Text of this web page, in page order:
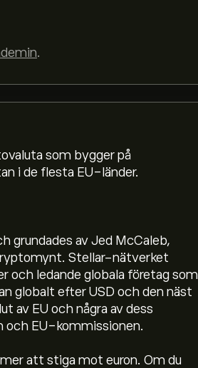
.
som bygger på
i de flesta EU-länder.
grundades av Jed McCaleb,
Stellar-nätverket
och ledande globala företag som
globalt efter USD och den näst
av EU och några av dess
och EU-kommissionen.
att stiga mot euron. Om du
just nu)